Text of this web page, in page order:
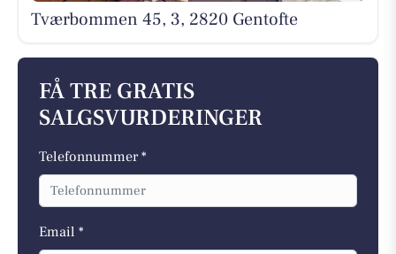
Tværbommen 45, 3, 2820 Gentofte
FÅ TRE GRATIS
SALGSVURDERINGER
Telefonnummer *
Email *